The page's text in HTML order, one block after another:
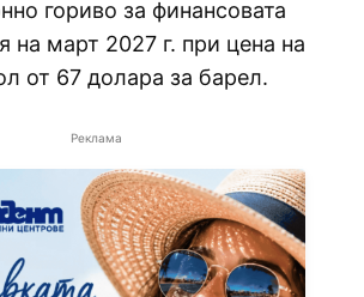
гориво за финансовата
на март 2027 г. при цена на
от 67 долара за барел.
Реклама